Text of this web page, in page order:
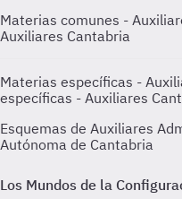
Materias comunes -
Auxiliares Cantabria
Materias específicas -
específicas - Auxiliares
Esquemas de Auxiliares
Autónoma de Cantabria
Los Mundos de la